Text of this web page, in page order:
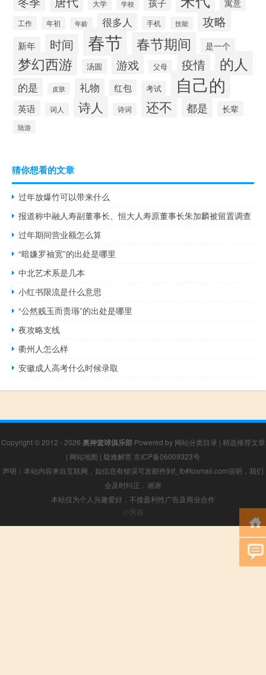
大学 学校 孩子 寓意
工作 年初 年龄 很多人 手机 技能 攻略
新年 时间 春节 春节期间 是一个
梦幻西游 汤圆 游戏 父母 疫情 的人
的是 皮肤 礼物 红包 考试 自己的
英语 词人 诗人 诗词 还不 都是 长辈
陆游
猜你想看的文章
过年放爆竹可以带来什么
报道称中融人寿副董事长、恒大人寿原董事长朱加麟被留置调查
过年期间营业额怎么算
“暗嫌罗袖宽”的出处是哪里
中北艺术系是几本
小红书限流是什么意思
“公然贱玉而贵瑉”的出处是哪里
夜攻略支线
衢州人怎么样
安徽成人高考什么时候录取
Copyright © 2012 - 2026 奥神篮球俱乐部Powered by 网站分类目录 | 精选推荐文章
| 网站地图 | 疑难解答 京ICP备06009323号
声明：本站内容来自互联网，如信息有错误可发邮件到f_fb#foxmail.com说明，我们
会及时纠正，谢谢
本站仅为个人兴趣爱好，不接盈利性广告及商业合作
小男孩